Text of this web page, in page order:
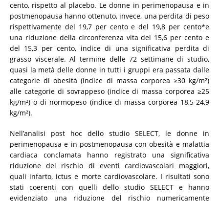
cento, rispetto al placebo. Le donne in perimenopausa e in
postmenopausa hanno ottenuto, invece, una perdita di peso
rispettivamente del 19,7 per cento e del 19,8 per cento*e
una riduzione della circonferenza vita del 15,6 per cento e
del 15,3 per cento, indice di una significativa perdita di
grasso viscerale. Al termine delle 72 settimane di studio,
quasi la metà delle donne in tutti i gruppi era passata dalle
categorie di obesità (indice di massa corporea ≥30 kg/m²)
alle categorie di sovrappeso (indice di massa corporea ≥25
kg/m²) o di normopeso (indice di massa corporea 18,5-24,9
kg/m²).
Nell’analisi post hoc dello studio SELECT, le donne in
perimenopausa e in postmenopausa con obesità e malattia
cardiaca conclamata hanno registrato una significativa
riduzione del rischio di eventi cardiovascolari maggiori,
quali infarto, ictus e morte cardiovascolare. I risultati sono
stati coerenti con quelli dello studio SELECT e hanno
evidenziato una riduzione del rischio numericamente